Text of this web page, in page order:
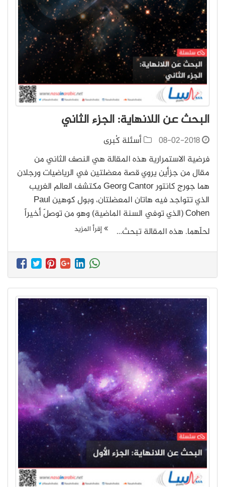
البحث عن اللانهاية: الجزء الثاني
08-02-2018
أسئلة كُبرى
فرضية الاستمرارية هذه المقالة هي النصف الثاني من
مقال من جزأين يروي قصة معضلتين في الرياضيات ورجلان
هما جورج كانتور Georg Cantor مكتشف العالم الغريب
الذي تتواجد فيه هاتان المعضلتان، وبول كوهين Paul
Cohen (الذي توفي السنة الماضية) وهو من توصلّ أخيراً
لحلّهما. هذه المقالة تبحث…
إقرأ المزيد